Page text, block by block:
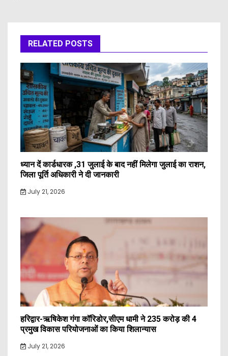
RELATED POSTS
ध्यान दें कार्डधारक ,31 जुलाई के बाद नहीं मिलेगा जुलाई का राशन,
जिला पूर्ति अधिकारी ने दी जानकारी
July 21, 2026
हरिद्वार-ऋषिकेश गंगा कॉरिडोर,सीएम धामी ने 235 करोड़ की 4
प्रमुख विकास परियोजनाओं का किया शिलान्यास
July 21, 2026